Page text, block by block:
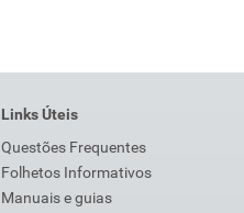
Links Úteis
Questões Frequentes
Folhetos Informativos
Manuais e guias